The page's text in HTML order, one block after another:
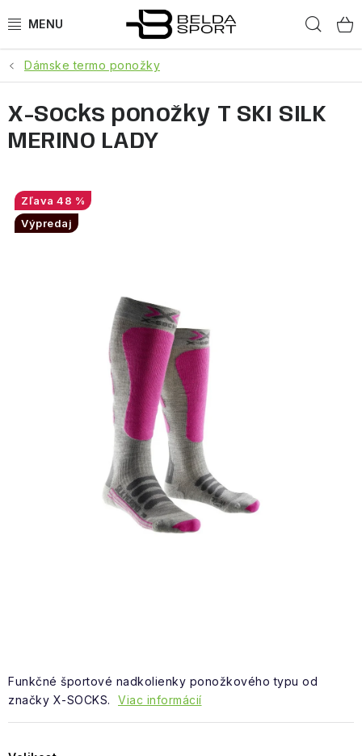
na
ŠPORTY
BEH
GOLDBERGH
OBLEČENIE
Vrátenie a výmena Doprava a platba
Dámske termo ponožky
Funkčné športové nadkolienky ponožkového typu od
značky X-SOCKS.
Viac informácií
X-Socks ponožky T SKI SILK
MERINO LADY
48 %
Výpredaj